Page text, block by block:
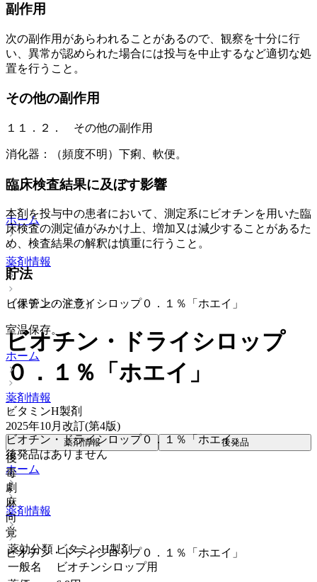
副作用
次の副作用があらわれることがあるので、観察を十分に行
い、異常が認められた場合には投与を中止するなど適切な処
置を行うこと。
その他の副作用
１１．２． その他の副作用
消化器：（頻度不明）下痢、軟便。
臨床検査結果に及ぼす影響
本剤を投与中の患者において、測定系にビオチンを用いた臨
床検査の測定値がみかけ上、増加又は減少することがあるた
め、検査結果の解釈は慎重に行うこと。
貯法
（保管上の注意）
室温保存。
ホーム
薬剤情報
ビオチン・ドライシロップ０．１％「ホエイ」
後発品はありません
ホーム
薬剤情報
ビオチン・ドライシロップ０．１％「ホエイ」
ホーム
薬剤情報
ビオチン・ドライシロップ０．１％「ホエイ」
ビオチン・ドライシロップ
０．１％「ホエイ」
ビタミンH製剤
2025年10月改訂(第4版)
薬剤情報 後発品
後
毒
劇
麻
向
覚
薬効分類 ビタミンH製剤
一般名
ビオチンシロップ用